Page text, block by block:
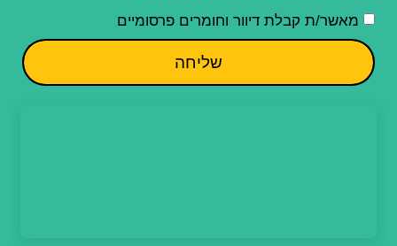
מאשר/ת קבלת דיוור וחומרים פרסומיים
שליחה